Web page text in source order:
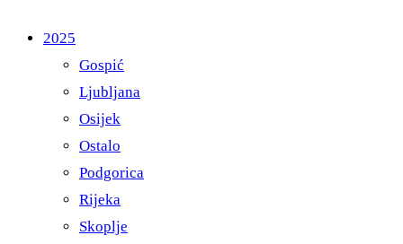
2025
Gospić
Ljubljana
Osijek
Ostalo
Podgorica
Rijeka
Skoplje